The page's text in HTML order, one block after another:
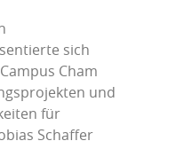
sich
Cham
und
für
Schaffer